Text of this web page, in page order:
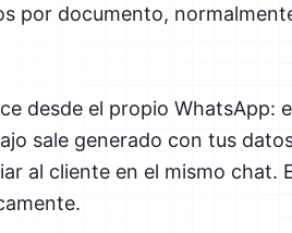
por documento,
desde el propio WhatsApp:
sale generado con tus
al cliente en el mismo chat.